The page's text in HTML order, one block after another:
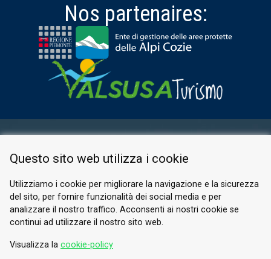
Nos partenaires:
PRIVACY POLICY
© 2026 Valle di Susa
Tesori di Arte e Cultura Alpina
Tel.
E-mail.info@vallesusa-tesori.it
Questo sito web utilizza i cookie
Utilizziamo i cookie per migliorare la navigazione e la sicurezza
del sito, per fornire funzionalità dei social media e per
analizzare il nostro traffico. Acconsenti ai nostri cookie se
continui ad utilizzare il nostro sito web.
Visualizza la cookie-policy